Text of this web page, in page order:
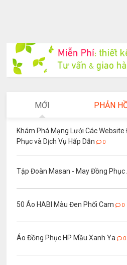
MỚI PHẢN
Khám Phá Mạng Lưới Các
Phục và Dịch Vụ Hấp Dẫn
0
Tập Đoàn Masan - May Đồng Phục
50 Áo HABI Màu Đen Phối Cam 0
Áo Đồng Phục HP Mầu Xanh Ya 0